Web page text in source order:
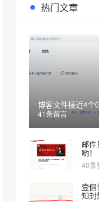
热门文章
博客文件接近4个
41条留言
邮
哟！
40条
壹個
知封